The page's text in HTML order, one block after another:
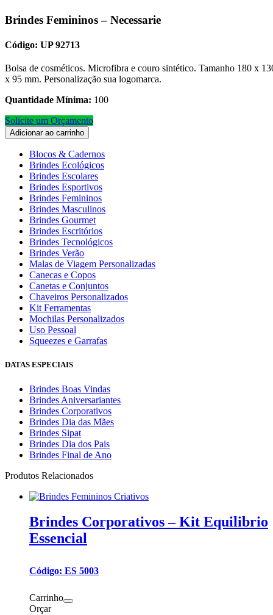
Brindes Femininos – Necessarie
Código: UP 92713
Bolsa de cosméticos. Microfibra e couro sintético. Tamanho 180 x
x 95 mm. Personalização sua logomarca.
Quantidade Mínima: 100
Solicite um Orçamento
Adicionar ao carrinho
Blocos & Cadernos
Brindes Ecológicos
Brindes Escolares
Brindes Esportivos
Brindes Femininos
Brindes Masculinos
Brindes Gourmet
Brindes Escritórios
Brindes Tecnológicos
Brindes Verão
Malas de Viagem Personalizadas
Canecas e Copos
Canetas e Conjuntos
Chaveiros Personalizados
Kit Ferramentas
Mochilas Personalizados
Uso Pessoal
Squeezes e Garrafas
DATAS ESPECIAIS
Brindes Boas Vindas
Brindes Aniversariantes
Brindes Corporativos
Brindes Dia das Mães
Brindes Sipat
Brindes Dia dos Pais
Brindes Final de Ano
Produtos Relacionados
Brindes Corporativos – Kit Equilibrio
Essencial
Código: ES 5003
Carrinho
Orçar